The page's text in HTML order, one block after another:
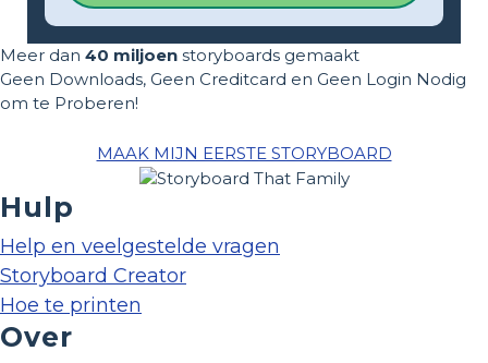
Meer dan 40 miljoen storyboards gemaakt
Geen Downloads, Geen Creditcard en Geen Login Nodig
om te Proberen!
MAAK MIJN EERSTE STORYBOARD
Hulp
Help en veelgestelde vragen
Storyboard Creator
Hoe te printen
Over